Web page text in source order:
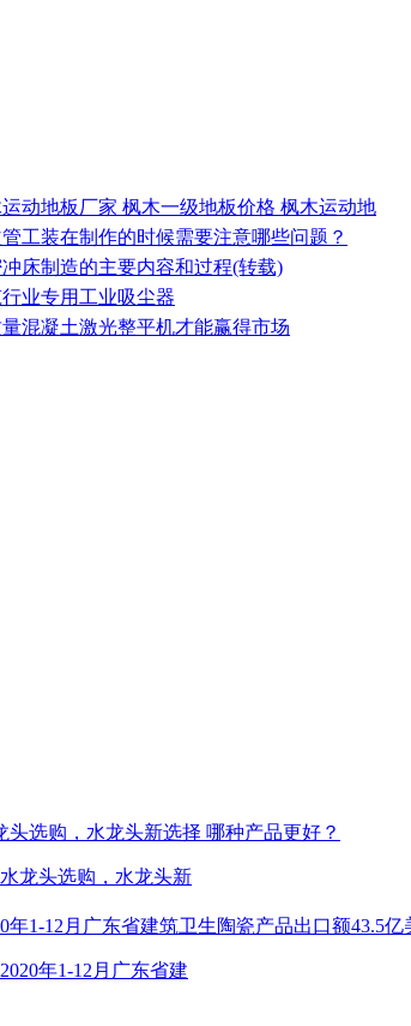
运动地板厂家 枫木一级地板价格 枫木运动地
管工装在制作的时候需要注意哪些问题？
冲床制造的主要内容和过程(转载)
行业专用工业吸尘器
量混凝土激光整平机才能赢得市场
水龙头选购，水龙头新
2020年1-12月广东省建